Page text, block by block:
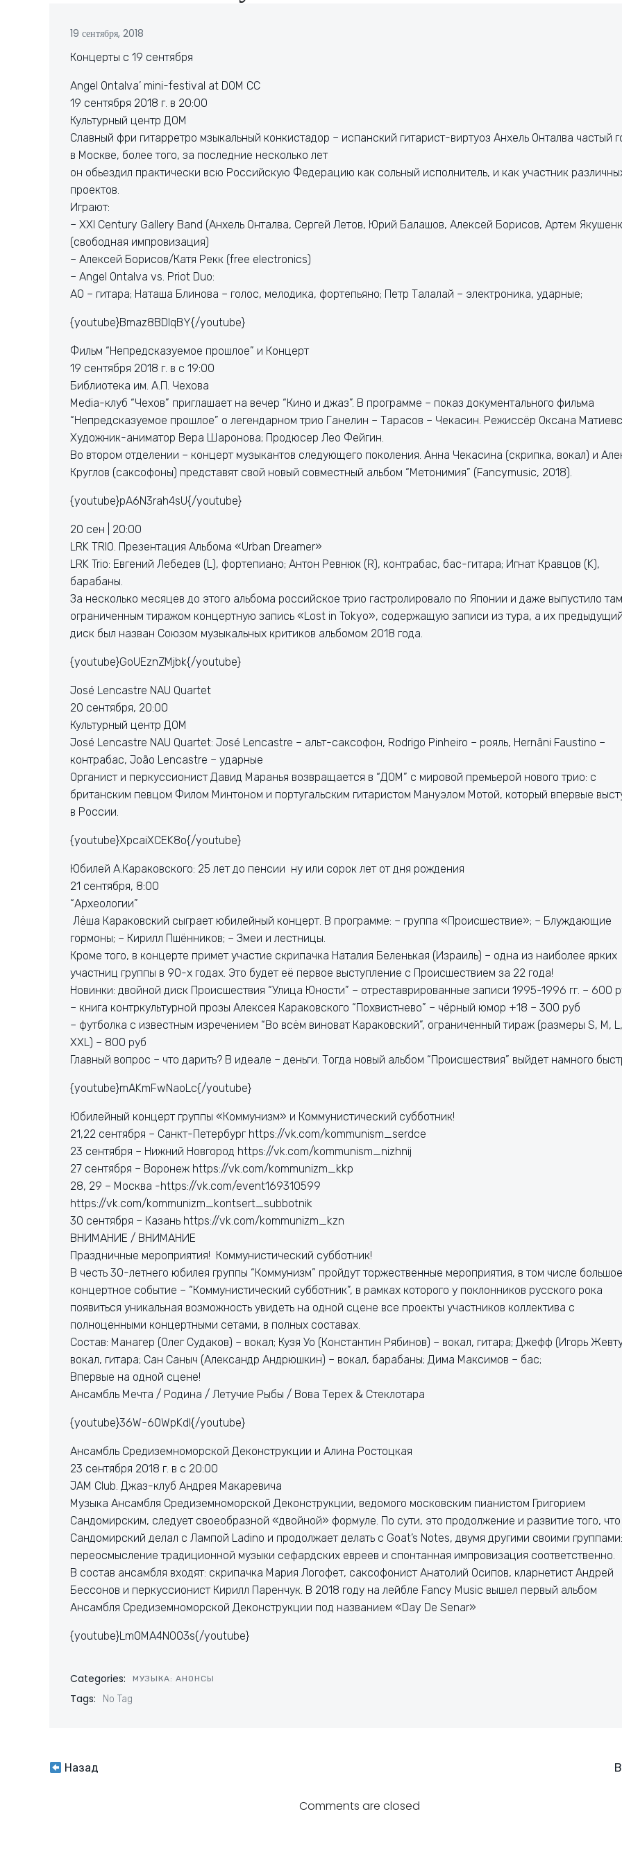
19 сентября, 2018
Концерты с 19 сентября
Angel Ontalva’ mini-festival at DOM CC
19 сентября 2018 г. в 20:00
Культурный центр ДОМ
Славный фри гитарретро мзыкальный конкистадор – испанский гитарист-виртуоз Анхель Онталва частый
в Москве, более того, за последние несколько лет
он обьездил практически всю Российскую Федерацию как сольный исполнитель, и как участник
проектов.
Играют:
– XXI Century Gallery Band (Анхель Онталва, Сергей Летов, Юрий Балашов, Алексей Борисов, Артем
(свободная импровизация)
– Алексей Борисов/Катя Рекк (free electronics)
– Angel Ontalva vs. Priot Duo:
АО – гитара; Наташа Блинова – голос, мелодика, фортепьяно; Петр Талалай – электроника, ударные;
{youtube}Bmaz8BDIqBY{/youtube}
Фильм “Непредсказуемое прошлое” и Концерт
19 сентября 2018 г. в с 19:00
Библиотека им. А.П. Чехова
Media-клуб “Чехов” приглашает на вечер “Кино и джаз”. В программе – показ документального фильма
“Непредсказуемое прошлое” о легендарном трио Ганелин – Тарасов – Чекасин. Режиссёр Оксана
Художник-аниматор Вера Шаронова; Продюсер Лео Фейгин.
Во втором отделении – концерт музыкантов следующего поколения. Анна Чекасина (скрипка, вокал) и
Круглов (саксофоны) представят свой новый совместный альбом “Метонимия” (Fancymusic, 2018).
{youtube}pA6N3rah4sU{/youtube}
20 сен | 20:00
LRK TRIO. Презентация Альбома «Urban Dreamer»
LRK Trio: Евгений Лебедев (L), фортепиано; Антон Ревнюк (R), контрабас, бас-гитара; Игнат Кравцов (K),
барабаны.
За несколько месяцев до этого альбома российское трио гастролировало по Японии и даже выпустило там
ограниченным тиражом концертную запись «Lost in Tokyo», содержащую записи из тура, а их предыдущий
диск был назван Союзом музыкальных критиков альбомом 2018 года.
{youtube}GoUEznZMjbk{/youtube}
José Lencastre NAU Quartet
20 сентября, 20:00
Культурный центр ДОМ
José Lencastre NAU Quartet: José Lencastre – альт-саксофон, Rodrigo Pinheiro – рояль, Hernâni Faustino –
контрабас, João Lencastre – ударные
Органист и перкуссионист Давид Маранья возвращается в “ДОМ” с мировой премьерой нового трио: с
британским певцом Филом Минтоном и португальским гитаристом Мануэлом Мотой, который впервые
в России.
{youtube}XpcaiXCEK8o{/youtube}
Юбилей А.Караковского: 25 лет до пенсии ну или сорок лет от дня рождения
21 сентября, 8:00
“Археологии”
Лёша Караковский сыграет юбилейный концерт. В программе: – группа «Происшествие»; – Блуждающие
гормоны; – Кирилл Пшёнников; – Змеи и лестницы.
Кроме того, в концерте примет участие скрипачка Наталия Беленькая (Израиль) – одна из наиболее ярких
участниц группы в 90-х годах. Это будет её первое выступление с Происшествием за 22 года!
Новинки: двойной диск Происшествия “Улица Юности” – отреставрированные записи 1995-1996 гг. – 600
– книга контркультурной прозы Алексея Караковского “Похвистнево” – чёрный юмор +18 – 300 руб
– футболка с известным изречением “Во всём виноват Караковский”, ограниченный тираж (размеры S, M,
XXL) – 800 руб
Главный вопрос – что дарить? В идеале – деньги. Тогда новый альбом “Происшествия” выйдет намного
{youtube}mAKmFwNaoLc{/youtube}
Юбилейный концерт группы «Коммунизм» и Коммунистический субботник!
21,22 сентября – Санкт-Петербург https://vk.com/kommunism_serdce
23 сентября – Нижний Новгород https://vk.com/kommunism_nizhnij
27 сентября – Воронеж https://vk.com/kommunizm_kkp
28, 29 – Москва -https://vk.com/event169310599
https://vk.com/kommunizm_kontsert_subbotnik
30 сентября – Казань https://vk.com/kommunizm_kzn
ВНИМАНИЕ / ВНИМАНИЕ
Праздничные мероприятия! Коммунистический субботник!
В честь 30-летнего юбилея группы “Коммунизм” пройдут торжественные мероприятия, в том числе большое
концертное событие – “Коммунистический субботник”, в рамках которого у поклонников русского рока
появиться уникальная возможность увидеть на одной сцене все проекты участников коллектива с
полноценными концертными сетами, в полных составах.
Состав: Манагер (Олег Судаков) – вокал; Кузя Уо (Константин Рябинов) – вокал, гитара; Джефф (Игорь
вокал, гитара; Сан Саныч (Александр Андрюшкин) – вокал, барабаны; Дима Максимов – бас;
Впервые на одной сцене!
Ансамбль Мечта / Родина / Летучие Рыбы / Вова Терех & Стеклотара
{youtube}36W-60WpKdI{/youtube}
Ансамбль Средиземноморской Деконструкции и Алина Ростоцкая
23 сентября 2018 г. в с 20:00
JAM Club. Джаз-клуб Андрея Макаревича
Музыка Ансамбля Средиземноморской Деконструкции, ведомого московским пианистом Григорием
Сандомирским, следует своеобразной «двойной» формуле. По сути, это продолжение и развитие того, что
Сандомирский делал с Лампой Ladino и продолжает делать с Goat’s Notes, двумя другими своими группами:
переосмысление традиционной музыки сефардских евреев и спонтанная импровизация соответственно.
В состав ансамбля входят: скрипачка Мария Логофет, саксофонист Анатолий Осипов, кларнетист Андрей
Бессонов и перкуссионист Кирилл Паренчук. В 2018 году на лейбле Fancy Music вышел первый альбом
Ансамбля Средиземноморской Деконструкции под названием «Day De Senar»
{youtube}Lm0MA4NO03s{/youtube}
Categories: МУЗЫКА: АНОНСЫ
Tags: No Tag
Навигация
Назад
по
Comments are closed